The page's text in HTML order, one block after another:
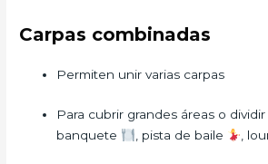
Carpas combinadas
Permiten unir varias carpas
Para cubrir grandes áreas o dividir
banquete
, pista de baile ,